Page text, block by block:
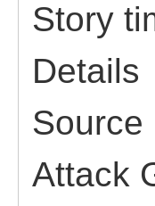
Story
Details
Source
Attack